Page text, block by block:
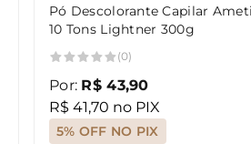
Pó Descolorante Capilar
10 Tons Lightner 300g
(0)
Por: R$ 43,90
R$ 41,70 no PIX
5% OFF NO PIX